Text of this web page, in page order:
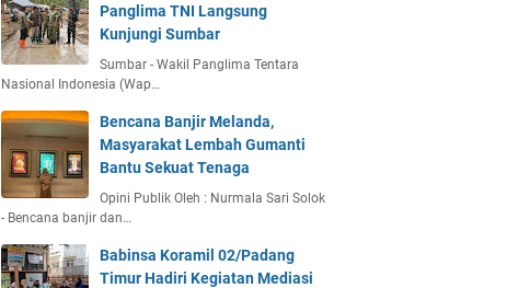
Panglima TNI Langsung
Kunjungi Sumbar
Sumbar - Wakil Panglima Tentara
Nasional Indonesia (Wap…
Bencana Banjir Melanda,
Masyarakat Lembah Gumanti
Bantu Sekuat Tenaga
Opini Publik Oleh : Nurmala Sari Solok
- Bencana banjir dan…
Babinsa Koramil 02/Padang
Timur Hadiri Kegiatan Mediasi